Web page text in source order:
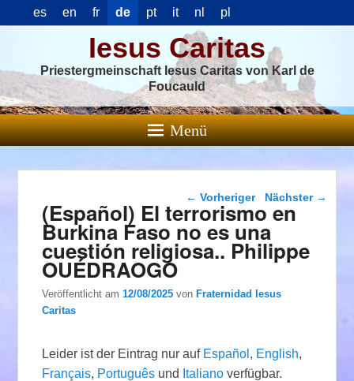
es en fr de pt it nl pl
Iesus Caritas
Priestergmeinschaft Iesus Caritas von Karl de
Foucauld
Menü
Beitragsnavigation
← Vorheriger Nächster →
(Español) El terrorismo en
Burkina Faso no es una
cuestión religiosa.. Philippe
OUÉDRAOGO
Veröffentlicht am12/08/2025 vonFraternidad Iesus
Caritas
Leider ist der Eintrag nur auf Español , English,
Français, Português und Italiano verfügbar.